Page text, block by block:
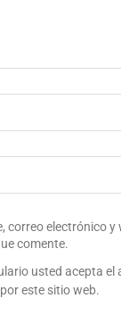
correo electrónico y
comente.
usted acepta el
este sitio web.